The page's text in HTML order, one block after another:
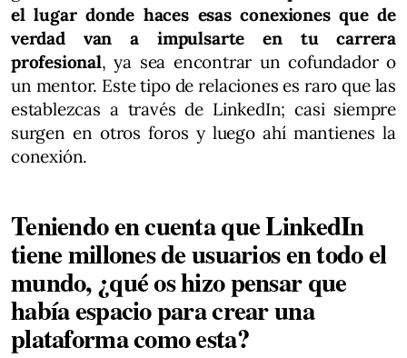
el lugar donde haces esas conexiones que de
verdad van a impulsarte en tu carrera
profesional, ya sea encontrar un cofundador o
un mentor. Este tipo de relaciones es raro que las
establezcas a través de LinkedIn; casi siempre
surgen en otros foros y luego ahí mantienes la
conexión.
Teniendo en cuenta que LinkedIn
tiene millones de usuarios en todo el
mundo, ¿qué os hizo pensar que
había espacio para crear una
plataforma como esta?